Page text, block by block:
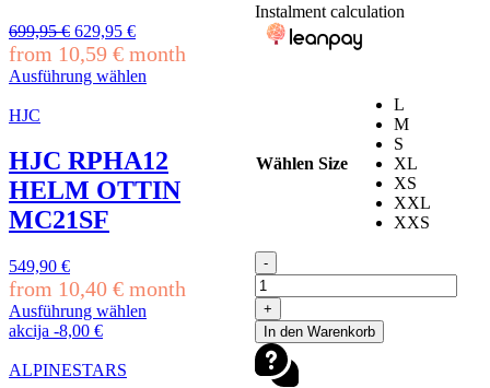
Instalment calculation
Wählen Size
L
M
S
XL
XS
XXL
XXS
- AIROH
MX
HELM
WRAAAP
CONQUER
GELB
MATT
+
In den Warenkorb
699,95€ Ursprünglicher
Preis
war:
699,95 €
629,95 €Aktueller
Preis
ist:
629,95 €.
from 10,59 € month
Ausführung wählen
Produkt
mehrere
Varianten
auf.
Die
Optionen
auf
der
Produktseite
gewählt
HJC
HJC RPHA12
HELM OTTIN
MC21SF
549,90 €
from 10,40 € month
Ausführung wählen
Dieses
weist
akcija -8,00 €
ALPINESTARS